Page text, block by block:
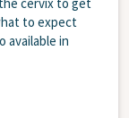
to expect
available in